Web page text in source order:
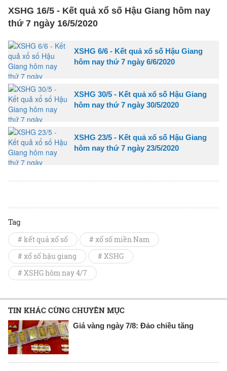
XSHG 16/5 - Kết quả xổ số Hậu Giang hôm nay
thứ 7 ngày 16/5/2020
XSHG 6/6 - Kết quả xổ số Hậu Giang
hôm nay thứ 7 ngày 6/6/2020
XSHG 30/5 - Kết quả xổ số Hậu Giang
hôm nay thứ 7 ngày 30/5/2020
XSHG 23/5 - Kết quả xổ số Hậu Giang
hôm nay thứ 7 ngày 23/5/2020
Tag
# kết quả xổ số
# xổ số miền Nam
# xổ số hậu giang
# XSHG
# XSHG hôm nay 4/7
TIN KHÁC CÙNG CHUYÊN MỤC
Giá vàng ngày 7/8: Đảo chiều tăng